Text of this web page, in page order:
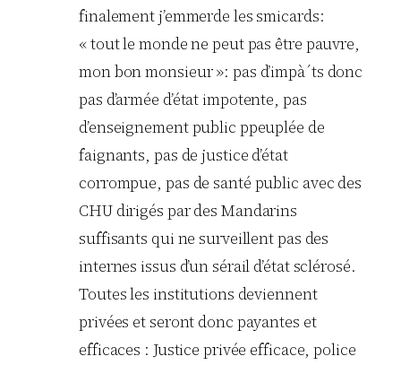
finalement j’emmerde les smicards:
« tout le monde ne peut pas être pauvre,
mon bon monsieur »: pas d’impà´ts donc
pas d’armée d’état impotente, pas
d’enseignement public ppeuplée de
faignants, pas de justice d’état
corrompue, pas de santé public avec des
CHU dirigés par des Mandarins
suffisants qui ne surveillent pas des
internes issus d’un sérail d’état sclérosé.
Toutes les institutions deviennent
privées et seront donc payantes et
efficaces : Justice privée efficace, police